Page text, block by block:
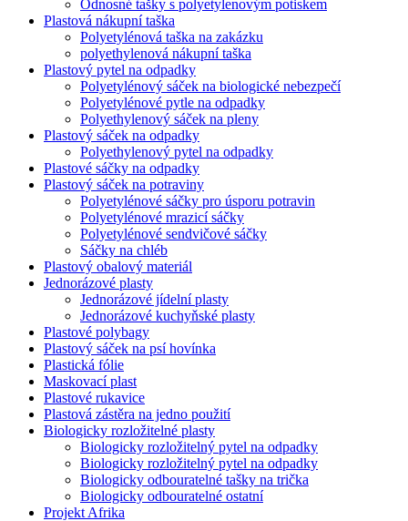
Odnosné tašky s polyetylenovým potiskem
Plastová nákupní taška
Polyetylénová taška na zakázku
polyethylenová nákupní taška
Plastový pytel na odpadky
Polyetylénový sáček na biologické nebezpečí
Polyetylénové pytle na odpadky
Polyethylenový sáček na pleny
Plastový sáček na odpadky
Polyethylenový pytel na odpadky
Plastové sáčky na odpadky
Plastový sáček na potraviny
Polyetylénové sáčky pro úsporu potravin
Polyetylénové mrazicí sáčky
Polyetylénové sendvičové sáčky
Sáčky na chléb
Plastový obalový materiál
Jednorázové plasty
Jednorázové jídelní plasty
Jednorázové kuchyňské plasty
Plastové polybagy
Plastový sáček na psí hovínka
Plastická fólie
Maskovací plast
Plastové rukavice
Plastová zástěra na jedno použití
Biologicky rozložitelné plasty
Biologicky rozložitelný pytel na odpadky
Biologicky rozložitelný pytel na odpadky
Biologicky odbouratelné tašky na trička
Biologicky odbouratelné ostatní
Projekt Afrika